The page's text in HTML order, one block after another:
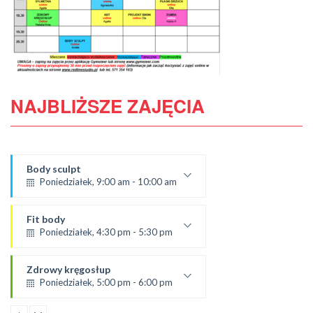
NAJBLIŻSZE ZAJĘCIA
Body sculpt
Poniedziałek, 9:00 am - 10:00 am
Aneta
SALA 1
Fit body
Poniedziałek, 4:30 pm - 5:30 pm
Justyna
*Zajęcia dla dorosłych i dzieci
Zdrowy kręgosłup
Poniedziałek, 5:00 pm - 6:00 pm